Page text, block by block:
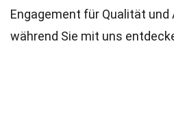
Engagement für Qualität
während Sie mit uns